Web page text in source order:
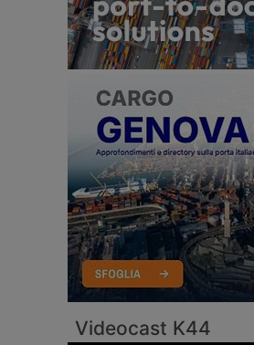
Videocast K44